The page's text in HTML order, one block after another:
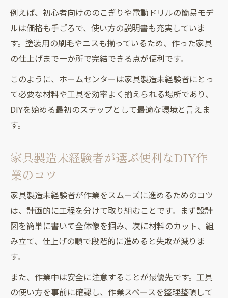
例えば、初心者向けののこぎりや電動ドリルの簡易モデ
ルは価格も手ごろで、使い方の説明書も充実していま
す。塗装用の刷毛やニスも揃っているため、作った家具
の仕上げまで一か所で完結できる点が便利です。
このように、ホームセンターは家具製造未経験者にとっ
て必要な材料や工具を効率よく揃えられる場所であり、
DIYを始める最初のステップとして最適な環境と言えま
す。
家具製造未経験者が選ぶ便利なDIY作
業のコツ
家具製造未経験者が作業をスムーズに進めるためのコツ
は、計画的に工程を分けて取り組むことです。まず設計
図を簡単に書いて全体像を掴み、次に材料のカット、組
み立て、仕上げの順で段階的に進めると失敗が減りま
す。
また、作業中は安全に注意することが最優先です。工具
の使い方を事前に確認し、作業スペースを整理整頓して